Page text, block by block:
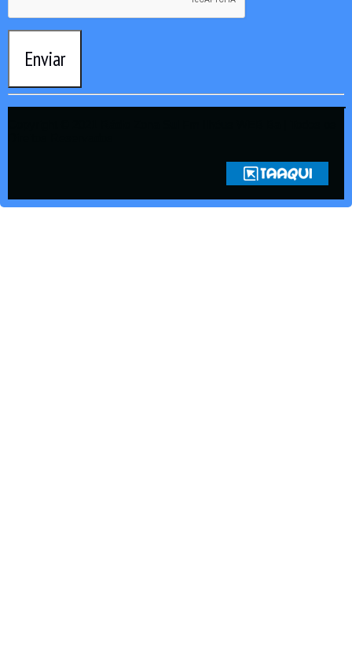
Enviar